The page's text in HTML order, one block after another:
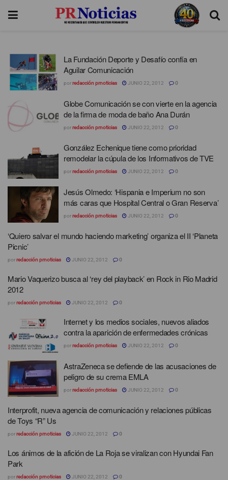
La Fundación Deporte y Desafío confía en
Aguilar Comunicación
porredacción prnoticias JUNIO 22, 2012 0
Globe Comunicación se con vierte en la agencia
de la firma de moda de baño Ana Durán
porredacción prnoticias JUNIO 22, 2012 0
González Echenique tiene como prioridad
remodelar la cúpula de los Informativos de TVE
porredacción prnoticias JUNIO 22, 2012 0
Jesús Olmedo: ‘Hispania e Imperium no son
más caras que Hospital Central o Gran Reserva’
porredacción prnoticias JUNIO 22, 2012 0
‘Quiero salvar el mundo haciendo marketing’ organiza el II ‘Planeta
Picnic’
porredacción prnoticias JUNIO 22, 2012 0
Mario Vaquerizo busca al ‘rey del playback’ en Rock in Rio Madrid
2012
porredacción prnoticias JUNIO 22, 2012 0
Internet y los medios sociales, nuevos aliados
contra la aparición de enfermedades crónicas
porredacción prnoticias JUNIO 22, 2012 0
AstraZeneca se defiende de las acusaciones de
peligro de su crema EMLA
porredacción prnoticias JUNIO 22, 2012 0
Interprofit, nueva agencia de comunicación y relaciones públicas
de Toys “R” Us
porredacción prnoticias JUNIO 22, 2012 0
Los ánimos de la afición de La Roja se viralizan con Hyundai Fan
Park
porredacción prnoticias JUNIO 22, 2012 0